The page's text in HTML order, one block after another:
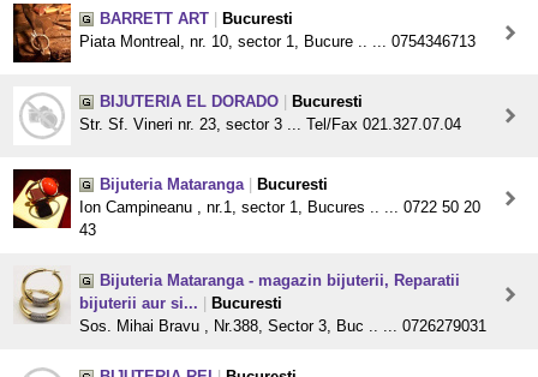
BARRETT ART
Bucuresti
Piata Montreal, nr. 10, sector 1, Bucure .. ... 0754346713
BIJUTERIA EL DORADO
Bucuresti
Str. Sf. Vineri nr. 23, sector 3 ... Tel/Fax 021.327.07.04
Bijuteria Mataranga
Bucuresti
Ion Campineanu , nr.1, sector 1, Bucures .. ... 0722 50 20
43
Bijuteria Mataranga - magazin bijuterii, Reparatii
bijuterii aur si...
Bucuresti
Sos. Mihai Bravu , Nr.388, Sector 3, Buc .. ... 0726279031